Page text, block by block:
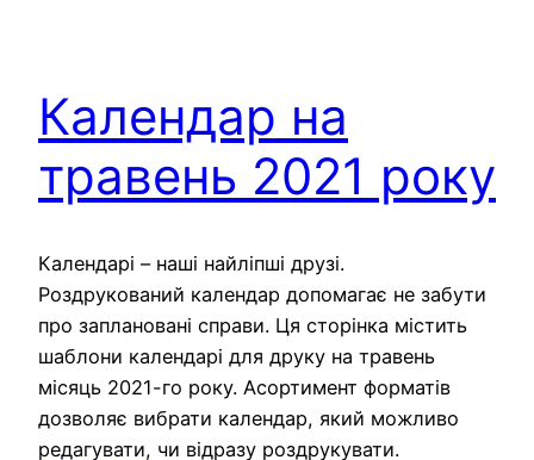
Календар на
травень 2021 року
Календарі – наші найліпші друзі.
Роздрукований календар допомагає не забути
про заплановані справи. Ця сторінка містить
шаблони календарі для друку на травень
місяць 2021-го року. Асортимент форматів
дозволяє вибрати календар, який можливо
редагувати, чи відразу роздрукувати.